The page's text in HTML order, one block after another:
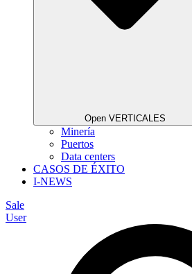
Open VERTICALES
Minería
Puertos
Data centers
CASOS DE ÉXITO
I-NEWS
Sale
User